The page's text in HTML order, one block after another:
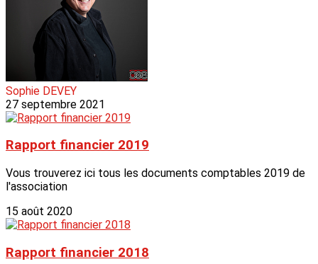
Sophie DEVEY
27 septembre 2021
Rapport financier 2019
Vous trouverez ici tous les documents comptables 2019 de
l'association
15 août 2020
Rapport financier 2018